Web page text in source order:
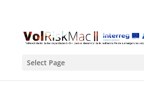
Select Page